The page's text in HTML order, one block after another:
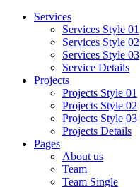
Services
Services Style 01
Services Style 02
Services Style 03
Service Details
Projects
Projects Style 01
Projects Style 02
Projects Style 03
Projects Details
Pages
About us
Team
Team Single